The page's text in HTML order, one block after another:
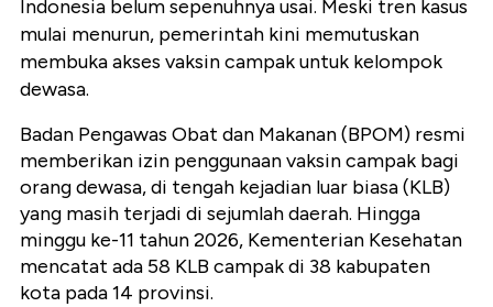
Indonesia belum sepenuhnya usai. Meski tren kasus
mulai menurun, pemerintah kini memutuskan
membuka akses vaksin campak untuk kelompok
dewasa.
Badan Pengawas Obat dan Makanan (BPOM) resmi
memberikan izin penggunaan vaksin campak bagi
orang dewasa, di tengah kejadian luar biasa (KLB)
yang masih terjadi di sejumlah daerah. Hingga
minggu ke-11 tahun 2026, Kementerian Kesehatan
mencatat ada 58 KLB campak di 38 kabupaten
kota pada 14 provinsi.